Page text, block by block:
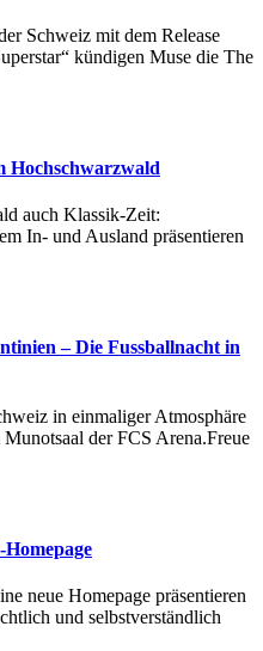
Schweiz mit dem Release
kündigen Muse die The
Hochschwarzwald
auch Klassik-Zeit:
In- und Ausland präsentieren
– Die Fussballnacht in
in einmaliger Atmosphäre
der FCS Arena.Freue
neue Homepage präsentieren
und selbstverständlich